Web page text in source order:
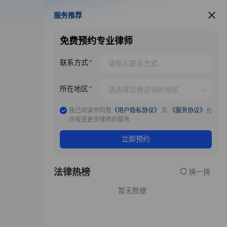
服务推荐
服务推荐
免费预约专业律师
联系方式
所在地区
我已阅读并同意 《用户隐私协议》 及 《服务协议》 允
许接受更多律师的服务
立即预约
法律热榜 换一换
暂无数据